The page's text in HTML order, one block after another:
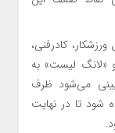
اسامی ۲۵۰۰ نفر شامل ورزشکار، کادرفنی،
«لانگ لیست» به
داده و پیش بینی می‌شود ظرف
افزوده شود تا در نهایت